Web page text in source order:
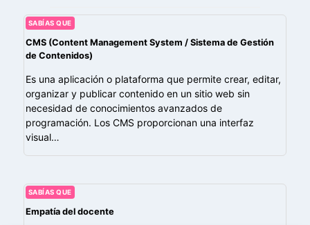
SABÍAS QUE
CMS (Content Management System / Sistema de Gestión
de Contenidos)
Es una aplicación o plataforma que permite crear, editar,
organizar y publicar contenido en un sitio web sin
necesidad de conocimientos avanzados de
programación. Los CMS proporcionan una interfaz
visual…
SABÍAS QUE
Empatía del docente